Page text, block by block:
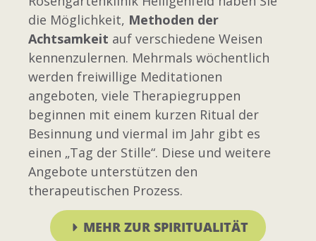
die Möglichkeit, Methoden der
Achtsamkeit auf verschiedene Weisen
kennenzulernen. Mehrmals wöchentlich
werden freiwillige Meditationen
angeboten, viele Therapiegruppen
beginnen mit einem kurzen Ritual der
Besinnung und viermal im Jahr gibt es
einen „Tag der Stille“. Diese und weitere
Angebote unterstützen den
therapeutischen Prozess.
MEHR ZUR SPIRITUALITÄT